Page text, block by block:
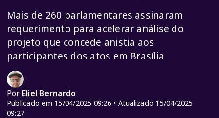
Mais de 260 parlamentares assinaram
requerimento para acelerar análise do
projeto que concede anistia aos
participantes dos atos em Brasília
Por Eliel Bernardo
Publicado em 15/04/2025 09:26 • Atualizado 15/04/2025
09:27